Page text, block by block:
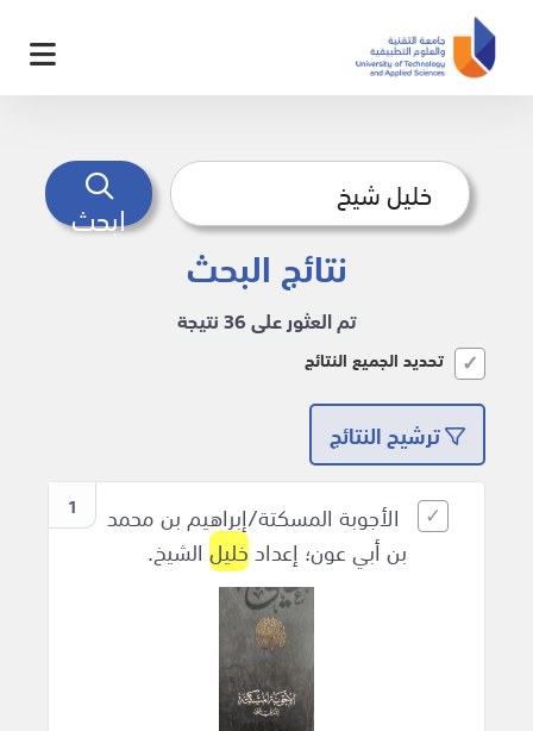
ابحث
نتائج البحث
تم العثور على 36 نتيجة
تحديد الجميع النتائج
ترشيح النتائج
1
الأجوبة المسكتة/إبراهيم بن محمد
بن أبي عون؛ إعدادخليل الشيخ.